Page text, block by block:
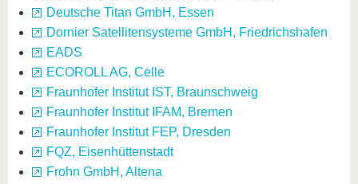
Deutsche Titan GmbH, Essen
Dornier Satellitensysteme GmbH, Friedrichshafen
EADS
ECOROLL AG, Celle
Fraunhofer Institut IST, Braunschweig
Fraunhofer Institut IFAM, Bremen
Fraunhofer Institut FEP, Dresden
FQZ, Eisenhüttenstadt
Frohn GmbH, Altena